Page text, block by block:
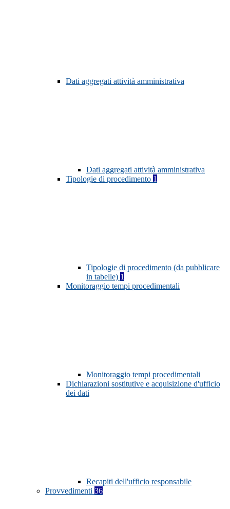
Dati aggregati attività amministrativa
Dati aggregati attività amministrativa
Tipologie di procedimento 1
Tipologie di procedimento (da pubblicare
in tabelle) 1
Monitoraggio tempi procedimentali
Monitoraggio tempi procedimentali
Dichiarazioni sostitutive e acquisizione d'ufficio
dei dati
Recapiti dell'ufficio responsabile
Provvedimenti 36